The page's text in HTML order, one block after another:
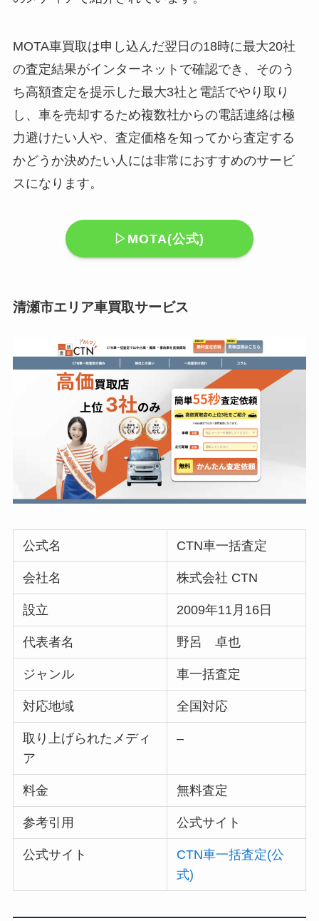
MOTA車買取は申し込んだ翌日の18時に最大20社
の査定結果がインターネットで確認でき、そのう
ち高額査定を提示した最大3社と電話でやり取り
し、車を売却するため複数社からの電話連絡は極
力避けたい人や、査定価格を知ってから査定する
かどうか決めたい人には非常におすすめのサービ
スになります。
▷MOTA(公式)
清瀬市エリア車買取サービス
公式名 CTN車一括査定
会社名 株式会社 CTN
設立 2009年11月16日
代表者名 野呂 卓也
ジャンル 車一括査定
対応地域 全国対応
取り上げられたメディ
ア
–
料金 無料査定
参考引用 公式サイト
公式サイト
CTN車一括査定(公
式)